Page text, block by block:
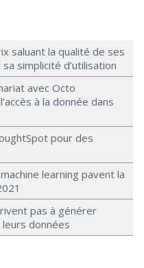
saluant la qualité de ses
simplicité d’utilisation
avec Octo
à la donnée dans
pour des
learning pavent la
pas à générer
données